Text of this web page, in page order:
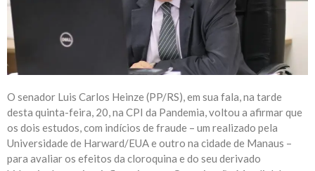
O senador Luis Carlos Heinze (PP/RS), em sua fala, na tarde
desta quinta-feira, 20, na CPI da Pandemia, voltou a afirmar que
os dois estudos, com indícios de fraude – um realizado pela
Universidade de Harward/EUA e outro na cidade de Manaus –
para avaliar os efeitos da cloroquina e do seu derivado